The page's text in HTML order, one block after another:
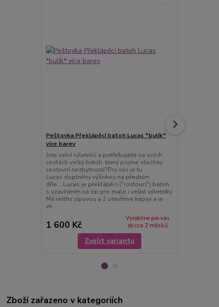
Peštovka Překlápěcí batoh Lucas *bulík*
více barev
Jste velcí výletníci a potřebujete na svých
cestách velký batoh, který pojme všechny
cestovní nezbytnosti?Pro vás je tu
Lucas doplněný výšivkou na předním
díle....Lucas je překlápěcí ("rostoucí") batoh
s uzavíráním na zip pro malé i velké výletníky.
Má vnitřní zipovou a 2 otevřené kapsy a je
vh...
1 600 Kč
Vyrobíme pro vás
do cca 2 měsíců
Zvolit variantu
Zboží zařazeno v kategoriích